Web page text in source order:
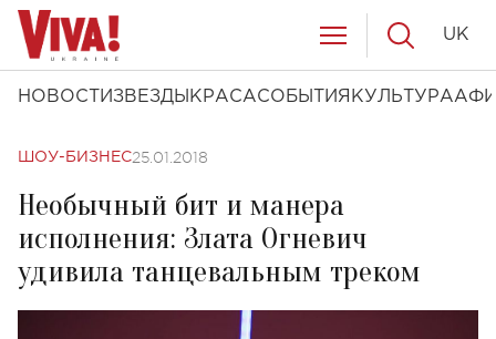
НОВОСТИ ЗВЕЗДЫ КРАСАСОБЫТИЯ КУЛЬТУРА
UK
ШОУ-БИЗНЕС25.01.2018
Необычный бит и манера
исполнения: Злата Огневич
удивила танцевальным треком